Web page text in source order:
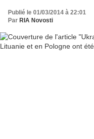
Publié le 01/03/2014 à 22:01
Par RIA Novosti